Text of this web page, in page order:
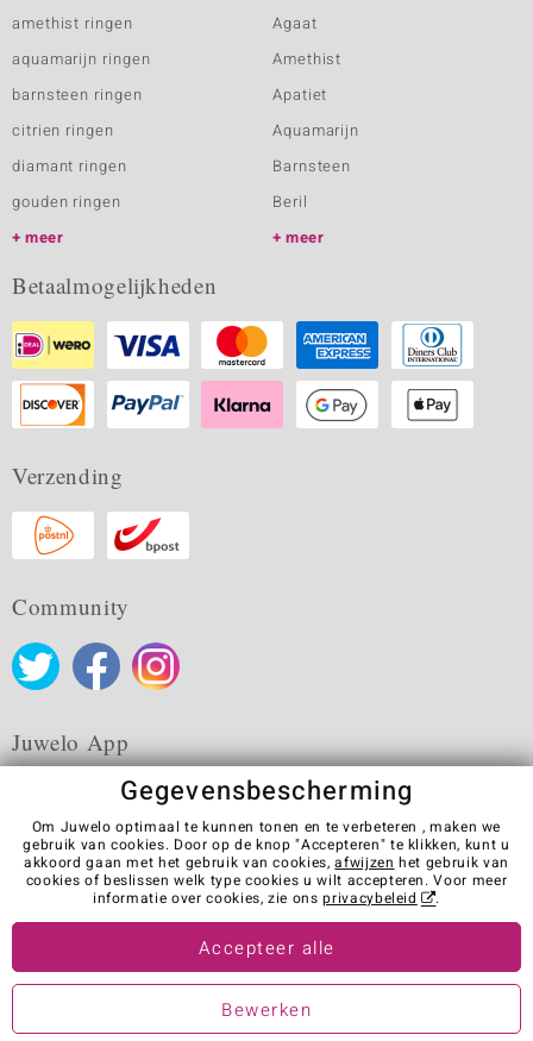
amethist ringen
aquamarijn ringen
barnsteen ringen
citrien ringen
diamant ringen
gouden ringen
meer
Agaat
Amethist
Apatiet
Aquamarijn
Barnsteen
Beril
meer
Betaalmogelijkheden
Verzending
Community
Juwelo App
Algemene verkoopvoorwaarden Privacybeleid
Cookies
Colofon
Contact
Contract herroepen
Visit our stores in other countries:
© Juwelo Deutschland GmbH (Een onderneming van de elumeo SE)
Gegevensbescherming
Om Juwelo optimaal te kunnen tonen en te verbeteren , maken we
gebruik van cookies. Door op de knop "Accepteren" te klikken, kunt u
akkoord gaan met het gebruik van cookies,afwijzen het gebruik van
cookies of beslissen welk type cookies u wilt accepteren. Voor meer
informatie over cookies, zie onsprivacybeleid .
Accepteer alle
Bewerken